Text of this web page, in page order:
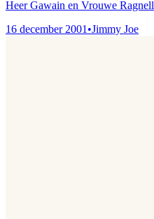
Heer Gawain en Vrouwe Ragnell
16 december 2001 •Jimmy Joe